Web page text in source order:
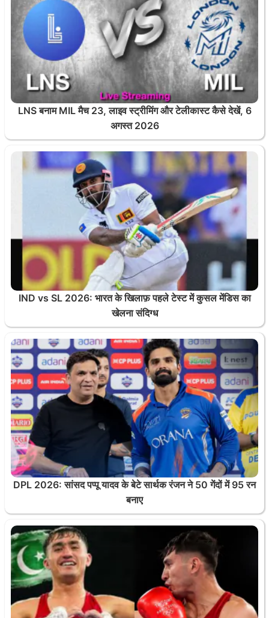
LNS बनाम MIL मैच 23, लाइव स्ट्रीमिंग और टेलीकास्ट कैसे देखें, 6
अगस्त 2026
IND vs SL 2026: भारत के खिलाफ़ पहले टेस्ट में कुसल मेंडिस का
खेलना संदिग्ध
DPL 2026: सांसद पप्पू यादव के बेटे सार्थक रंजन ने 50 गेंदों में 95 रन
बनाए